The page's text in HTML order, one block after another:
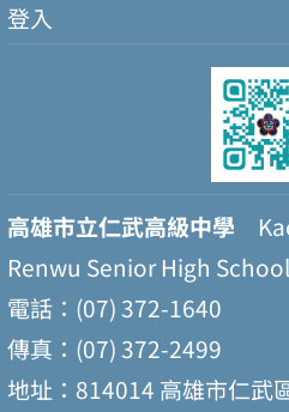
登入
高雄市立仁武高級中學
Renwu Senior High School
電話：(07) 372-1640
傳真：(07) 372-2499
地址：814014 高雄市仁武